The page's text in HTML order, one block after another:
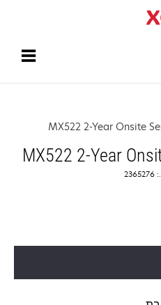
MX522 2-Year Onsite
MX522 2-Year